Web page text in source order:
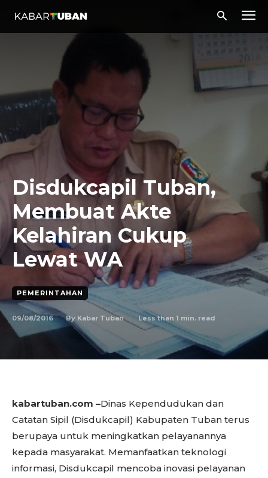
Disdukcapil Tuban,
Membuat Akte
Kelahiran Cukup
Lewat WA
PEMERINTAHAN
09/08/2016 By Kabar Tuban Less than 1 min. read
kabartuban.com –Dinas Kependudukan dan
Catatan Sipil (Disdukcapil) Kabupaten Tuban terus
berupaya untuk meningkatkan pelayanannya
kepada masyarakat. Memanfaatkan teknologi
informasi, Disdukcapil mencoba inovasi pelayanan